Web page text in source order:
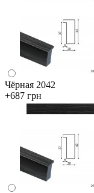
Чёрная 2042
+687 грн